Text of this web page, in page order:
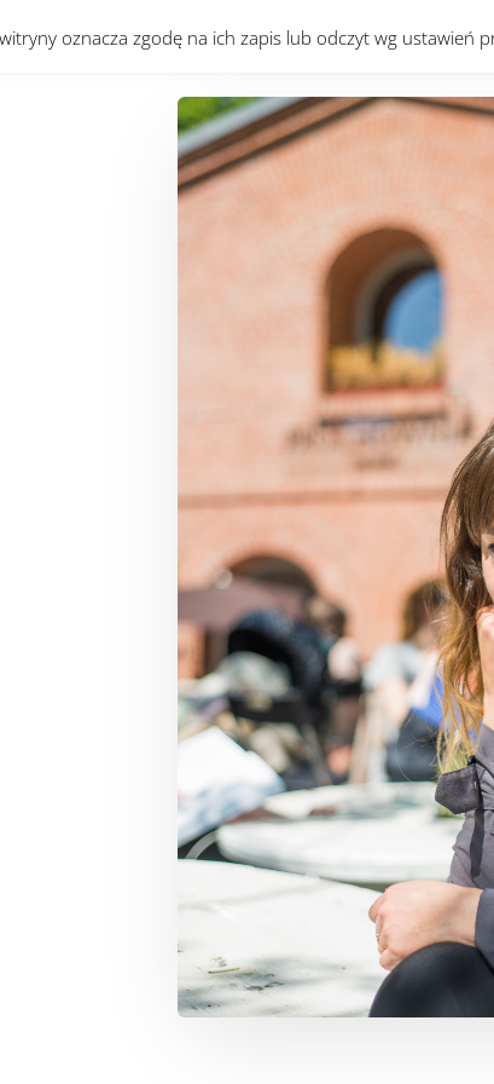
oznacza zgodę na ich zapis lub odczyt wg ustawień